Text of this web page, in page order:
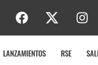
LANZAMIENTOS RSE